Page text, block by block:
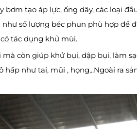
tạo áp lực, ống dây, các loại
số lượng béc phun phù hợp để
tác dụng khử mùi.
còn giúp khử bụi, dập bụi, làm
như tai, mũi , họng,..Ngoài ra